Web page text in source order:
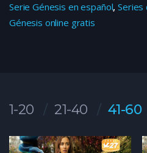
Serie Génesis en español,Series
Génesis online gratis
1-20 21-40 41-60